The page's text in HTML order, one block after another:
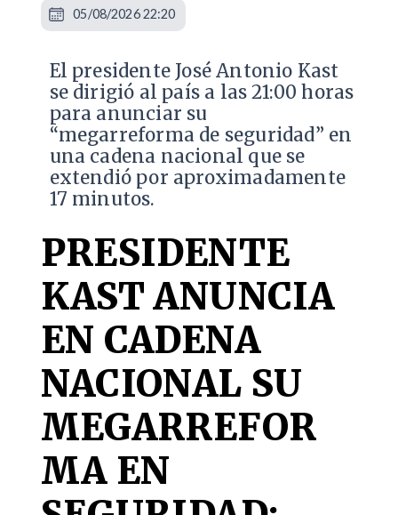
El presidente José Antonio Kast
se dirigió al país a las 21:00 horas
para anunciar su
“megarreforma de seguridad” en
una cadena nacional que se
extendió por aproximadamente
17 minutos.
PRESIDENTE
KAST ANUNCIA
EN CADENA
NACIONAL SU
MEGARREFOR
MA EN
05/08/2026 22:20